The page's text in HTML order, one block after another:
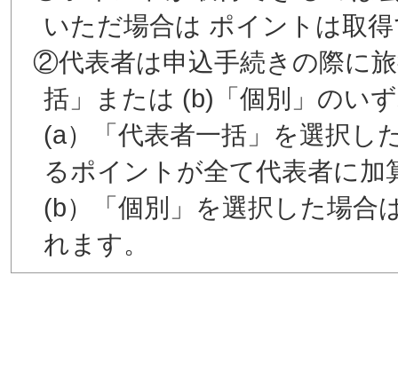
いただ場合は ポイントは取
②代表者は申込手続きの際に
括」または (b)「個別」のい
(a）「代表者一括」を選択し
るポイントが全て代表者に加
(b）「個別」を選択した場合
れます。